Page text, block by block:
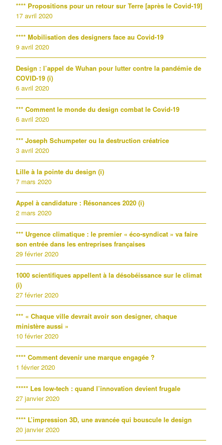
**** Propositions pour un retour sur Terre [après le Covid-19]
17 avril 2020
**** Mobilisation des designers face au Covid-19
9 avril 2020
Design : l’appel de Wuhan pour lutter contre la pandémie de
COVID-19 (i)
6 avril 2020
*** Comment le monde du design combat le Covid-19
6 avril 2020
*** Joseph Schumpeter ou la destruction créatrice
3 avril 2020
Lille à la pointe du design (i)
7 mars 2020
Appel à candidature : Résonances 2020 (i)
2 mars 2020
*** Urgence climatique : le premier « éco-syndicat » va faire
son entrée dans les entreprises françaises
29 février 2020
1000 scientifiques appellent à la désobéissance sur le climat
(i)
27 février 2020
*** « Chaque ville devrait avoir son designer, chaque
ministère aussi »
10 février 2020
**** Comment devenir une marque engagée ?
1 février 2020
***** Les low-tech : quand l’innovation devient frugale
27 janvier 2020
**** L’impression 3D, une avancée qui bouscule le design
20 janvier 2020